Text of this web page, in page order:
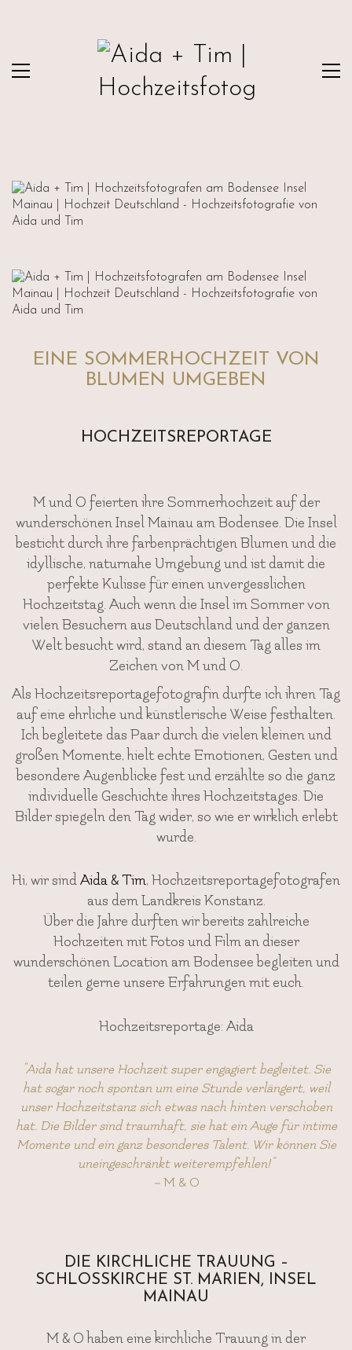
EINE SOMMERHOCHZEIT VON
BLUMEN UMGEBEN
HOCHZEITSREPORTAGE
M und O feierten ihre Sommerhochzeit auf der
wunderschönen Insel Mainau am Bodensee. Die Insel
besticht durch ihre farbenprächtigen Blumen und die
idyllische, naturnahe Umgebung und ist damit die
perfekte Kulisse für einen unvergesslichen
Hochzeitstag. Auch wenn die Insel im Sommer von
vielen Besuchern aus Deutschland und der ganzen
Welt besucht wird, stand an diesem Tag alles im
Zeichen von M und O.
Als Hochzeitsreportagefotografin durfte ich ihren Tag
auf eine ehrliche und künstlerische Weise festhalten.
Ich begleitete das Paar durch die vielen kleinen und
großen Momente, hielt echte Emotionen, Gesten und
besondere Augenblicke fest und erzählte so die ganz
individuelle Geschichte ihres Hochzeitstages. Die
Bilder spiegeln den Tag wider, so wie er wirklich erlebt
wurde.
Hi, wir sindAida & Tim, Hochzeitsreportagefotografen
aus dem Landkreis Konstanz.
Über die Jahre durften wir bereits zahlreiche
Hochzeiten mit Fotos und Film an dieser
wunderschönen Location am Bodensee begleiten und
teilen gerne unsere Erfahrungen mit euch.
Hochzeitsreportage: Aida
“Aida hat unsere Hochzeit super engagiert begleitet. Sie
hat sogar noch spontan um eine Stunde verlängert, weil
unser Hochzeitstanz sich etwas nach hinten verschoben
hat. Die Bilder sind traumhaft, sie hat ein Auge für intime
Momente und ein ganz besonderes Talent. Wir können Sie
uneingeschränkt weiterempfehlen!”
– M & O
DIE KIRCHLICHE TRAUUNG –
SCHLOSSKIRCHE ST. MARIEN, INSEL
MAINAU
M & O haben eine kirchliche Trauung in der